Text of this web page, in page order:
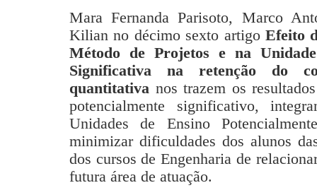
Mara Fernanda Parisoto, Marco
Kilian no décimo sexto artigoEfeito
Método de Projetos e na
Significativa na retenção do
quantitativa nos trazem os
potencialmente significativo,
Unidades de Ensino
minimizar dificuldades dos alunos
dos cursos de Engenharia de
futura área de atuação.